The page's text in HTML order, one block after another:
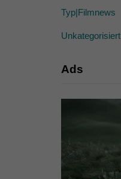
Typ|Filmnews
Unkategorisiert
Ads